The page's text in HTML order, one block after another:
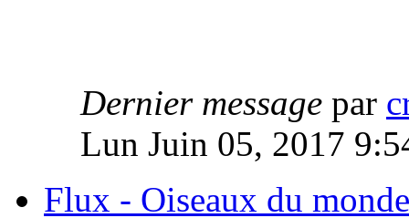
Dernier message par
Lun Juin 05, 2017
Flux - Oiseaux du monde